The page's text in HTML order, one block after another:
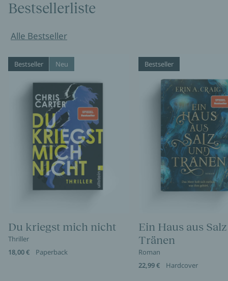
Bestsellerliste
Alle Bestseller
Bestseller Neu
Du kriegst mich nicht
Thriller
18,00 €
Paperback
Bestseller
Ein Haus aus
Tränen
Roman
22,99 €
Hardcover